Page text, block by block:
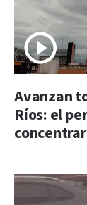
Avanzan
Ríos: el